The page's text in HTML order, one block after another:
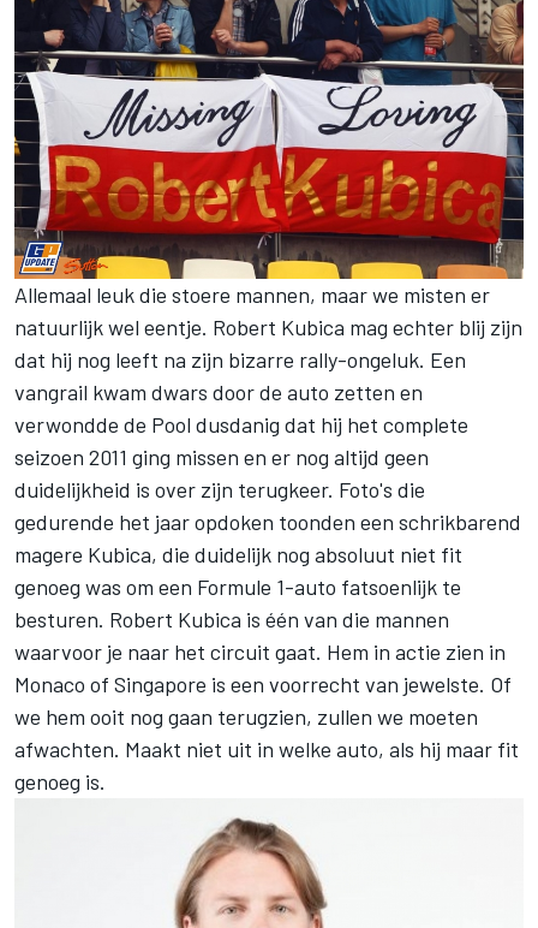
Allemaal leuk die stoere mannen, maar we misten er
natuurlijk wel eentje. Robert Kubica mag echter blij zijn
dat hij nog leeft na zijn bizarre rally-ongeluk. Een
vangrail kwam dwars door de auto zetten en
verwondde de Pool dusdanig dat hij het complete
seizoen 2011 ging missen en er nog altijd geen
duidelijkheid is over zijn terugkeer. Foto's die
gedurende het jaar opdoken toonden een schrikbarend
magere Kubica, die duidelijk nog absoluut niet fit
genoeg was om een Formule 1-auto fatsoenlijk te
besturen. Robert Kubica is één van die mannen
waarvoor je naar het circuit gaat. Hem in actie zien in
Monaco of Singapore is een voorrecht van jewelste. Of
we hem ooit nog gaan terugzien, zullen we moeten
afwachten. Maakt niet uit in welke auto, als hij maar fit
genoeg is.